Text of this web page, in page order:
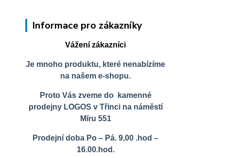
Informace pro zákazníky
Vážení zákazníci
Je mnoho produktu, které nenabízíme
na našem e-shopu.
Proto Vás zveme do kamenné
prodejny LOGOS v Třinci na náměstí
Míru 551
Prodejní doba Po – Pá. 9,00 .hod –
16.00.hod.